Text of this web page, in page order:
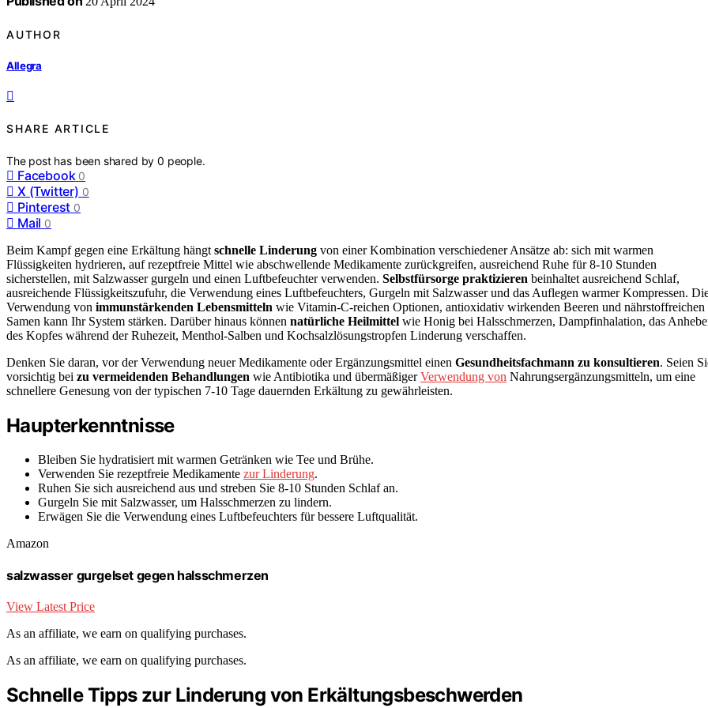
AUTHOR
Allegra
SHARE ARTICLE
The post has been shared by0 people.
Facebook 0
X (Twitter) 0
Pinterest 0
Mail 0
Beim Kampf gegen eine Erkältung hängt schnelle Linderung von einer Kombination verschiedener Ansätze ab: sich mit warmen
Flüssigkeiten hydrieren, auf rezeptfreie Mittel wie abschwellende Medikamente zurückgreifen, ausreichend Ruhe für 8-10 Stunden
sicherstellen, mit Salzwasser gurgeln und einen Luftbefeuchter verwenden. Selbstfürsorge praktizieren beinhaltet ausreichend Schlaf,
ausreichende Flüssigkeitszufuhr, die Verwendung eines Luftbefeuchters, Gurgeln mit Salzwasser und das Auflegen warmer Kompressen.
Verwendung von immunstärkenden Lebensmitteln wie Vitamin-C-reichen Optionen, antioxidativ wirkenden Beeren und nährstoffreichen
Samen kann Ihr System stärken. Darüber hinaus können natürliche Heilmittel wie Honig bei Halsschmerzen, Dampfinhalation, das
des Kopfes während der Ruhezeit, Menthol-Salben und Kochsalzlösungstropfen Linderung verschaffen.
Denken Sie daran, vor der Verwendung neuer Medikamente oder Ergänzungsmittel einen Gesundheitsfachmann zu konsultieren. Seien
vorsichtig bei zu vermeidenden Behandlungen wie Antibiotika und übermäßigerVerwendung von Nahrungsergänzungsmitteln, um eine
schnellere Genesung von der typischen 7-10 Tage dauernden Erkältung zu gewährleisten.
Haupterkenntnisse
Bleiben Sie hydratisiert mit warmen Getränken wie Tee und Brühe.
Verwenden Sie rezeptfreie Medikamente zur Linderung.
Ruhen Sie sich ausreichend aus und streben Sie 8-10 Stunden Schlaf an.
Gurgeln Sie mit Salzwasser, um Halsschmerzen zu lindern.
Erwägen Sie die Verwendung eines Luftbefeuchters für bessere Luftqualität.
Amazon
salzwasser gurgelset gegen halsschmerzen
View Latest Price
As an affiliate, we earn on qualifying purchases.
As an affiliate, we earn on qualifying purchases.
Schnelle Tipps zur Linderung von Erkältungsbeschwerden